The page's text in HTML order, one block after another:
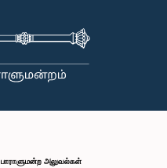
பாராளுமன்ற அலுவல்கள்